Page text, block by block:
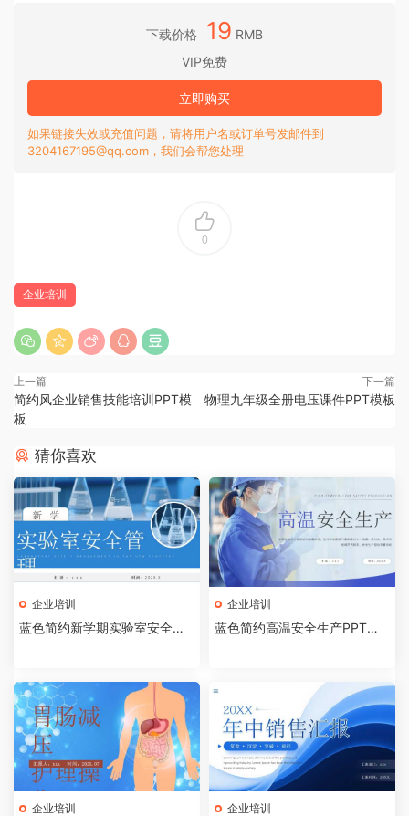
下载价格 19 RMB
VIP免费
立即购买
如果链接失效或充值问题，请将用户名或订单号发邮件到
3204167195@qq.com，我们会帮您处理
0
企业培训
上一篇
简约风企业销售技能培训PPT模
板
下一篇
物理九年级全册电压课件PPT模板
猜你喜欢
企业培训
蓝色简约新学期实验室安全管
企业培训
蓝色简约高温安全生产PPT模
企业培训 企业培训